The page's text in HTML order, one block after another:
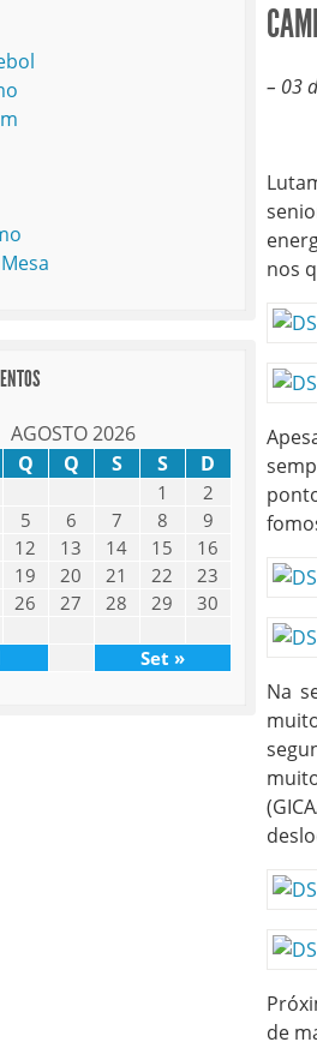
– 03
nos
Na
de
AGOSTO 2026
Q Q S S D
1
2
5 6 7 8
9
12 13 14 15
16
19 20 21 22
23
26 27 28 29
30
Set »